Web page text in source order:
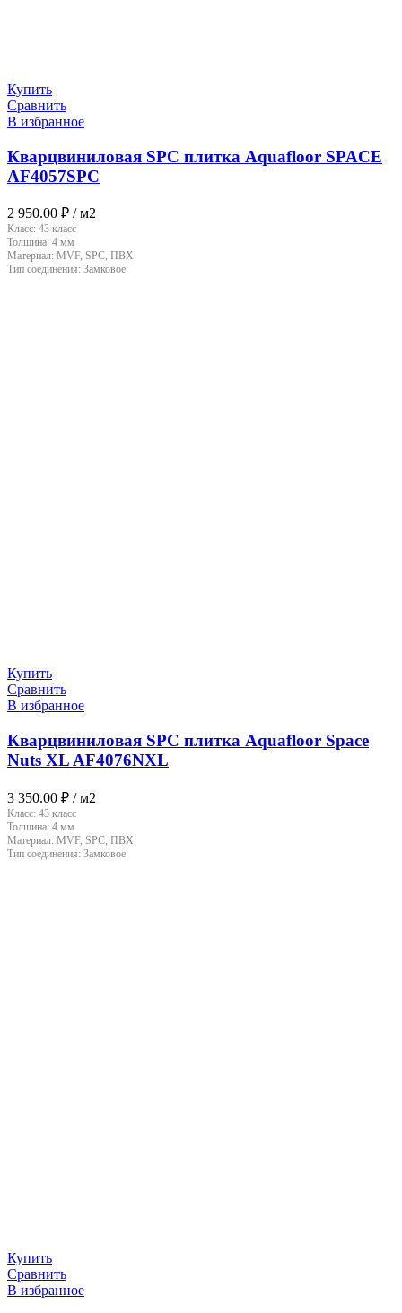
Купить
Сравнить
В избранное
Кварцвиниловая SPC плитка Aquafloor SPACE
AF4057SPC
2 950.00 ₽ / м2
Класс: 43 класс
Толщина: 4 мм
Материал: MVF, SPC, ПВХ
Тип соединения: Замковое
Купить
Сравнить
В избранное
Кварцвиниловая SPC плитка Aquafloor Space
Nuts XL AF4076NXL
3 350.00 ₽ / м2
Класс: 43 класс
Толщина: 4 мм
Материал: MVF, SPC, ПВХ
Тип соединения: Замковое
Купить
Сравнить
В избранное